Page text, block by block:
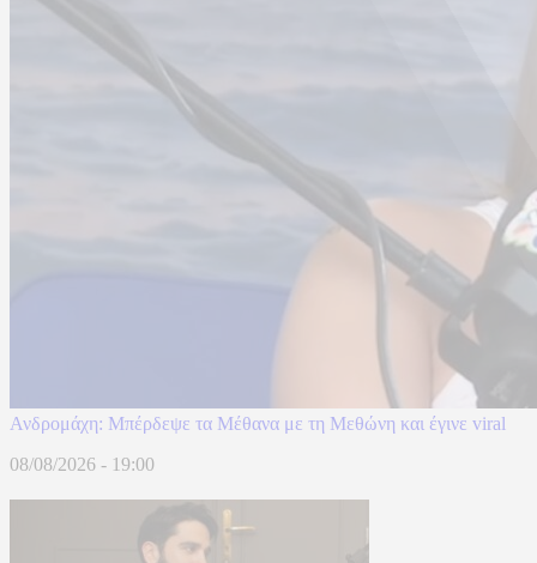
Ανδρομάχη: Μπέρδεψε τα Μέθανα με τη Μεθώνη και έγινε viral
08/08/2026 - 19:00